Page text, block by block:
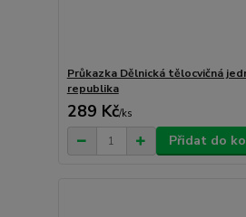
Průkazka Dělnická tělocvičná
republika
289 Kč/ks
Přidat do